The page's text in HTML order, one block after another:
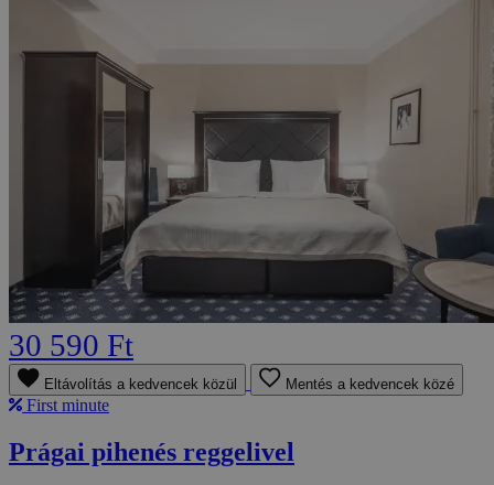
30 590 Ft
Eltávolítás a kedvencek közül Mentés a kedvencek közé
First minute
Prágai pihenés reggelivel